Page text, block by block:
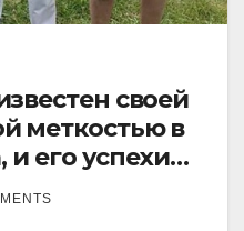
своей
меткостью в
и его успехи